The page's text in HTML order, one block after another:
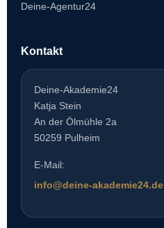
Deine-Agentur24
Kontakt
Deine-Akademie24
Katja Stein
An der Ölmühle 2a
50259 Pulheim
E-Mail:
info@deine-akademie24.de